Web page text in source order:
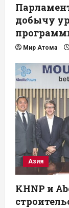
добычу
Мир Атома
Азия
KHNP и